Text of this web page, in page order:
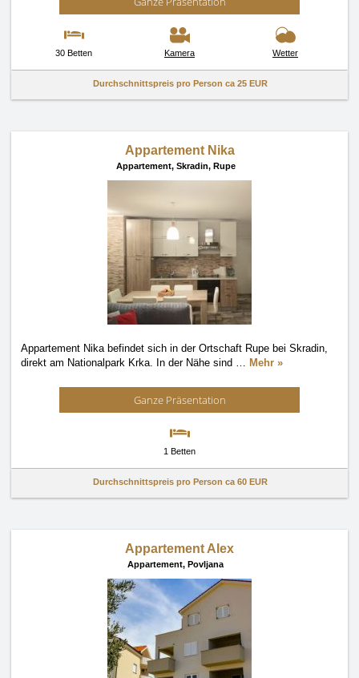
30 Betten Kamera Wetter
Durchschnittspreis pro Person ca 25 EUR
Appartement Nika
Appartement, Skradin, Rupe
Appartement Nika befindet sich in der Ortschaft Rupe bei Skradin,
direkt am Nationalpark Krka. In der Nähe sind … Mehr »
Ganze Präsentation
1 Betten
Durchschnittspreis pro Person ca 60 EUR
Appartement Alex
Appartement, Povljana